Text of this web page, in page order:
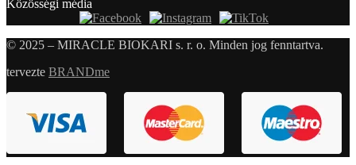
Közösségi média
© 2025 – MIRACLE BIOKARI s. r. o. Minden jog fenntartva.
tervezte BRANDme